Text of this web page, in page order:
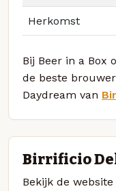
Herkomst
Bij Beer in a Box
de beste
Daydream van
Birrificio
Bekijk de